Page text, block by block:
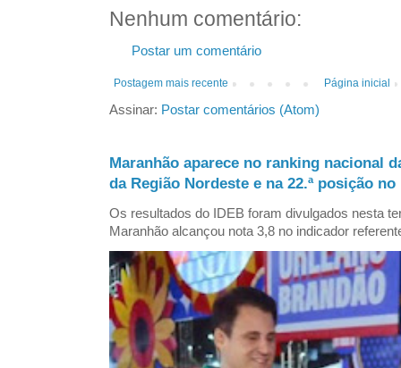
Nenhum comentário:
Postar um comentário
Postagem mais recente Página inicial
Assinar: Postar comentários (Atom)
Maranhão aparece no ranking nacional
da Região Nordeste e na 22.ª posição
Os resultados do IDEB foram divulgados nesta
Maranhão alcançou nota 3,8 no indicador